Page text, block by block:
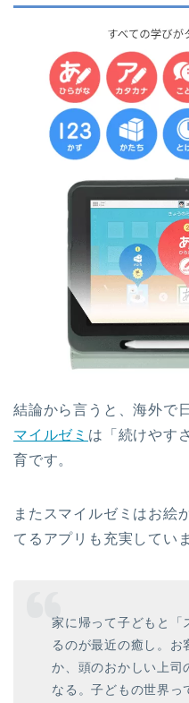
結論から言うと、海外で
マイルゼミ は「続けやす
育です。
またスマイルゼミはお絵
てるアプリも充実してい
家に帰って子どもと「
るのが最近の癒し。お
か、頭のおかしい上司
なる。子どもの世界っ